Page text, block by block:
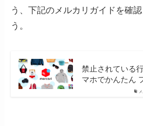
う、下記のメルカリガイドを確
う。
禁止されている
マホでかんたん